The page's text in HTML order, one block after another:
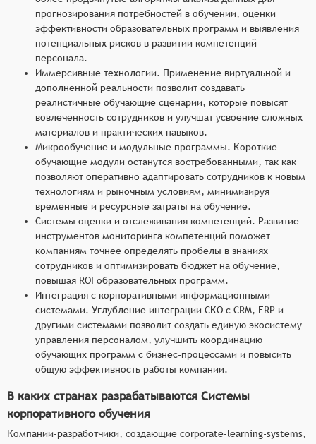
прогнозирования потребностей в обучении, оценки
эффективности образовательных программ и выявления
потенциальных рисков в развитии компетенций
персонала.
Иммерсивные технологии. Применение виртуальной и
дополненной реальности позволит создавать
реалистичные обучающие сценарии, которые повысят
вовлечённость сотрудников и улучшат усвоение сложных
материалов и практических навыков.
Микрообучение и модульные программы. Короткие
обучающие модули останутся востребованными, так как
позволяют оперативно адаптировать сотрудников к новым
технологиям и рыночным условиям, минимизируя
временные и ресурсные затраты на обучение.
Системы оценки и отслеживания компетенций. Развитие
инструментов мониторинга компетенций поможет
компаниям точнее определять пробелы в знаниях
сотрудников и оптимизировать бюджет на обучение,
повышая ROI образовательных программ.
Интеграция с корпоративными информационными
системами. Углубление интеграции СКО с CRM, ERP и
другими системами позволит создать единую экосистему
управления персоналом, улучшить координацию
обучающих программ с бизнес-процессами и повысить
общую эффективность работы компании.
В каких странах разрабатываются Системы
корпоративного обучения
Компании-разработчики, создающие corporate-learning-systems,